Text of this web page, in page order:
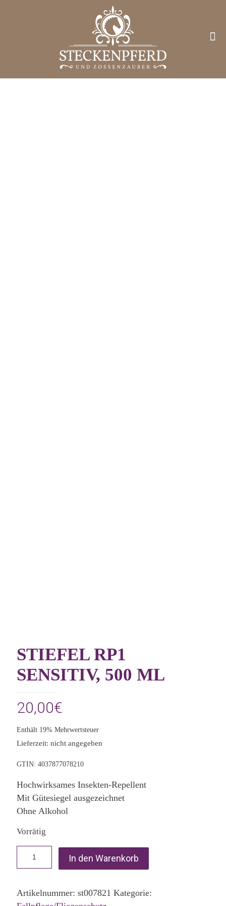
STIEFEL RP1
SENSITIV, 500 ML
20,00€
Enthält 19% Mehrwertsteuer
Lieferzeit: nicht angegeben
GTIN: 4037877078210
Hochwirksames Insekten-Repellent
Mit Gütesiegel ausgezeichnet
Ohne Alkohol
Vorrätig
In den Warenkorb
Artikelnummer: st007821 Kategorie: